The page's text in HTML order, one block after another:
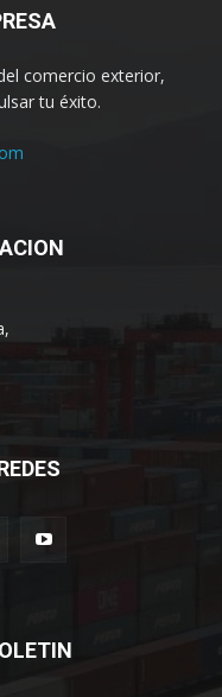
comercio exterior,
tu éxito.